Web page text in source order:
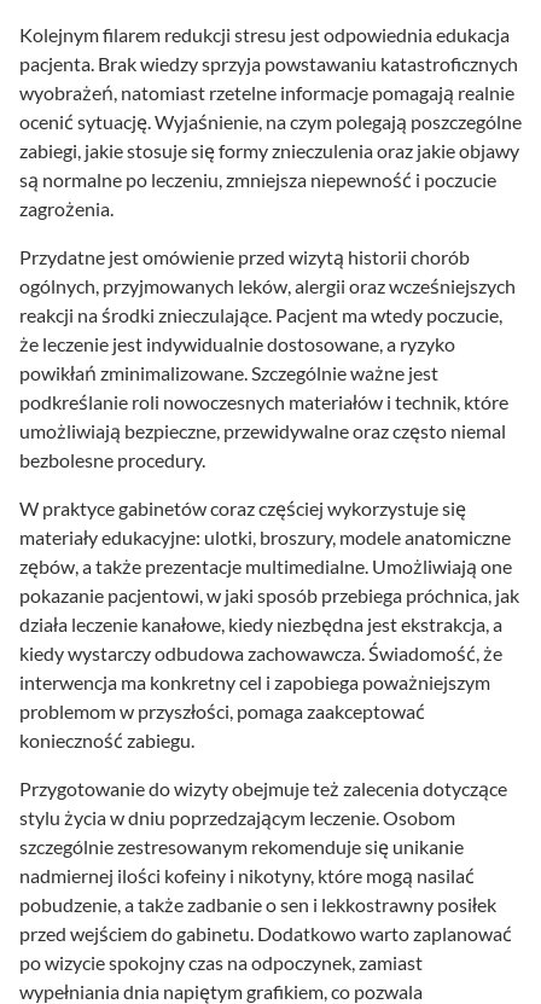
Kolejnym filarem redukcji stresu jest odpowiednia edukacja
pacjenta. Brak wiedzy sprzyja powstawaniu katastroficznych
wyobrażeń, natomiast rzetelne informacje pomagają realnie
ocenić sytuację. Wyjaśnienie, na czym polegają poszczególne
zabiegi, jakie stosuje się formy znieczulenia oraz jakie objawy
są normalne po leczeniu, zmniejsza niepewność i poczucie
zagrożenia.
Przydatne jest omówienie przed wizytą historii chorób
ogólnych, przyjmowanych leków, alergii oraz wcześniejszych
reakcji na środki znieczulające. Pacjent ma wtedy poczucie,
że leczenie jest indywidualnie dostosowane, a ryzyko
powikłań zminimalizowane. Szczególnie ważne jest
podkreślanie roli nowoczesnych materiałów i technik, które
umożliwiają bezpieczne, przewidywalne oraz często niemal
bezbolesne procedury.
W praktyce gabinetów coraz częściej wykorzystuje się
materiały edukacyjne: ulotki, broszury, modele anatomiczne
zębów, a także prezentacje multimedialne. Umożliwiają one
pokazanie pacjentowi, w jaki sposób przebiega próchnica, jak
działa leczenie kanałowe, kiedy niezbędna jest ekstrakcja, a
kiedy wystarczy odbudowa zachowawcza. Świadomość, że
interwencja ma konkretny cel i zapobiega poważniejszym
problemom w przyszłości, pomaga zaakceptować
konieczność zabiegu.
Przygotowanie do wizyty obejmuje też zalecenia dotyczące
stylu życia w dniu poprzedzającym leczenie. Osobom
szczególnie zestresowanym rekomenduje się unikanie
nadmiernej ilości kofeiny i nikotyny, które mogą nasilać
pobudzenie, a także zadbanie o sen i lekkostrawny posiłek
przed wejściem do gabinetu. Dodatkowo warto zaplanować
po wizycie spokojny czas na odpoczynek, zamiast
wypełniania dnia napiętym grafikiem, co pozwala